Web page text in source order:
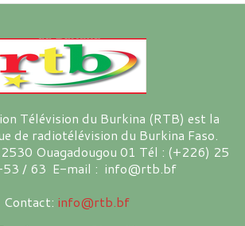
Télévision du Burkina (RTB) est la
de radiotélévision du Burkina Faso.
Ouagadougou 01 Tél : (+226) 25
/ 63 E-mail : info@rtb.bf
Contact: info@rtb.bf